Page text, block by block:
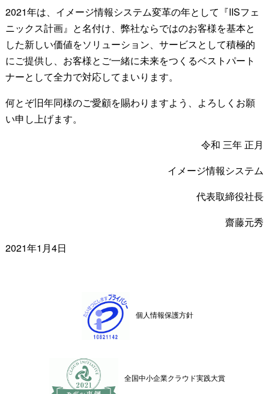
2021年は、イメージ情報システム変革の年として『IISフェ
ニックス計画』と名付け、弊社ならではのお客様を基本と
した新しい価値をソリューション、サービスとして積極的
にご提供し、お客様とご一緒に未来をつくるベストパート
ナーとして全力で対応してまいります。
何とぞ旧年同様のご愛顧を賜わりますよう、よろしくお願
い申し上げます。
令和 三年 正月
イメージ情報システム
代表取締役社長
齋藤元秀
2021年1月4日
個人情報保護方針
全国中小企業クラウド実践大賞